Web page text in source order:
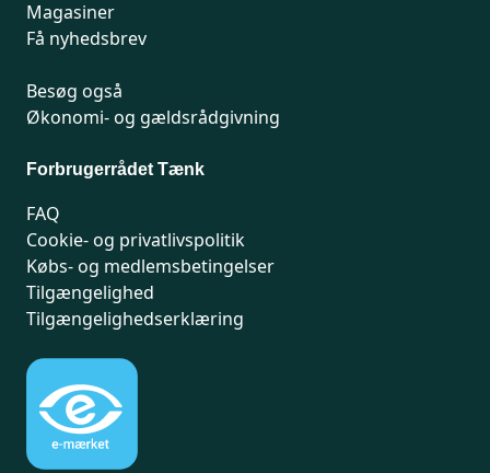
Magasiner
Få nyhedsbrev
Besøg også
Økonomi- og gældsrådgivning
Forbrugerrådet Tænk
FAQ
Cookie- og privatlivspolitik
Købs- og medlemsbetingelser
Tilgængelighed
Tilgængelighedserklæring